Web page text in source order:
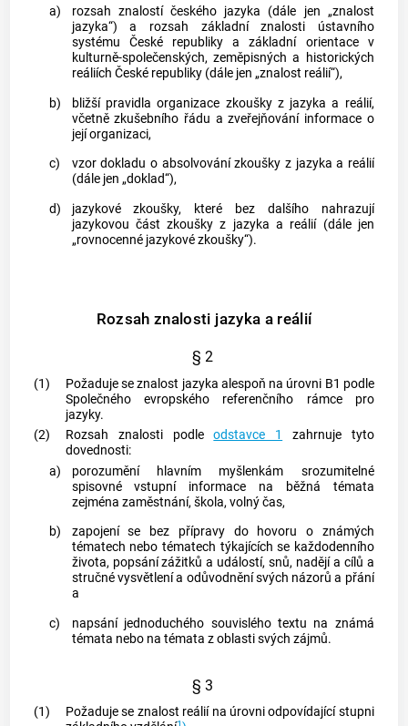
a)
rozsah znalostí českého jazyka (dále jen „znalost
jazyka“) a rozsah základní znalosti ústavního
systému České republiky a základní orientace v
kulturně-společenských, zeměpisných a historických
reáliích České republiky (dále jen „znalost reálií“),
b)
bližší pravidla organizace zkoušky z jazyka a reálií,
včetně zkušebního řádu a zveřejňování informace o
její organizaci,
c)
vzor dokladu o absolvování zkoušky z jazyka a reálií
(dále jen „doklad“),
d)
jazykové zkoušky, které bez dalšího nahrazují
jazykovou část zkoušky z jazyka a reálií (dále jen
„rovnocenné jazykové zkoušky“).
Rozsah znalosti jazyka a reálií
§ 2
(1)
Požaduje se znalost jazyka alespoň na úrovni B1 podle
Společného evropského referenčního rámce pro
jazyky.
(2)
Rozsah znalosti podleodstavce 1
zahrnuje tyto
dovednosti:
a)
porozumění hlavním myšlenkám srozumitelné
spisovné vstupní informace na běžná témata
zejména zaměstnání, škola, volný čas,
b)
zapojení se bez přípravy do hovoru o známých
tématech nebo tématech týkajících se každodenního
života, popsání zážitků a událostí, snů, nadějí a cílů a
stručné vysvětlení a odůvodnění svých názorů a přání
a
c)
napsání jednoduchého souvislého textu na známá
témata nebo na témata z oblasti svých zájmů.
§ 3
(1)
Požaduje se znalost reálií na úrovni odpovídající stupni